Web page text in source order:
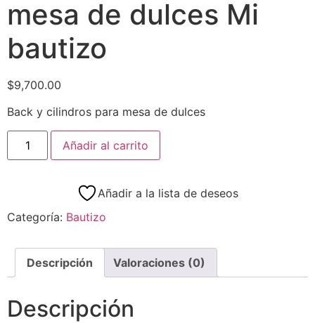
mesa de dulces Mi
bautizo
$9,700.00
Back y cilindros para mesa de dulces
Añadir al carrito
Añadir a la lista de deseos
Categoría: Bautizo
Descripción Valoraciones (0)
Descripción